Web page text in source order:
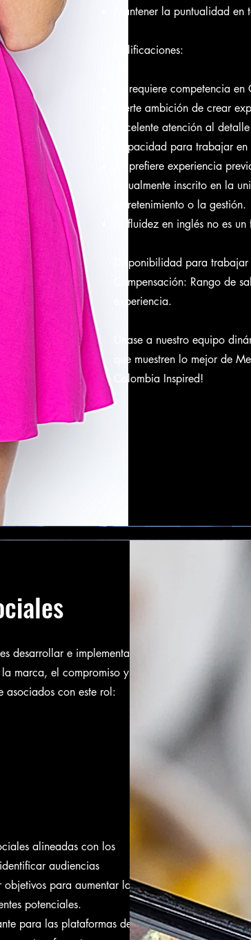
Mantener la puntualidad
Calificaciones:
Se requiere competencia
Fuerte ambición de crear
Excelente atención al
Capacidad para trabajar
Se prefiere experiencia
actualmente inscrito en la
entretenimiento o la gestión.
La fluidez en inglés no es
Disponibilidad para
Compensación: Rango de
experiencia.
Únase a nuestro equipo
que muestren lo mejor de
Colombia Inspired!
desarrollar e implementar
marca, el compromiso y
asociados con este rol:
alineadas con los
audiencias
objetivos para aumentar la
potenciales.
para las plataformas de